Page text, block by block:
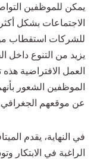
يمكن للموظفين
الاجتماعات بشكل
للشركات استقطاب
يزيد من التنوع داخل
العمل الافتراضية
الموظفين الشعور
عن موقعهم
في النهاية، يقدم
الراغبة في الابتكار